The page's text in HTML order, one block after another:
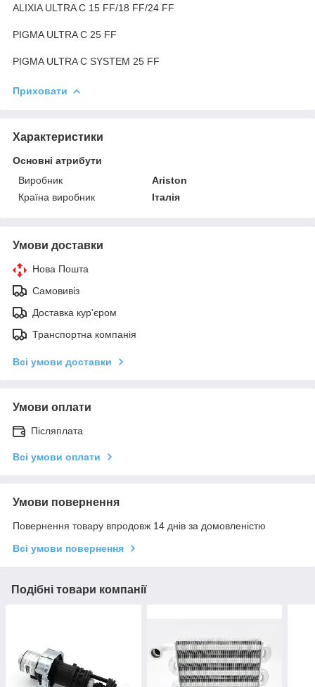
ALIXIA ULTRA C 15 FF/18 FF/24 FF
PIGMA ULTRA C 25 FF
PIGMA ULTRA C SYSTEM 25 FF
Приховати
Характеристики
Основні атрибути
Виробник
Ariston
Країна виробник
Італія
Умови доставки
Нова Пошта
Самовивіз
Доставка кур'єром
Транспортна компанія
Всі умови доставки
Умови оплати
Післяплата
Всі умови оплати
Умови повернення
Повернення товару впродовж 14 днів за домовленістю
Всі умови повернення
Подібні товари компанії